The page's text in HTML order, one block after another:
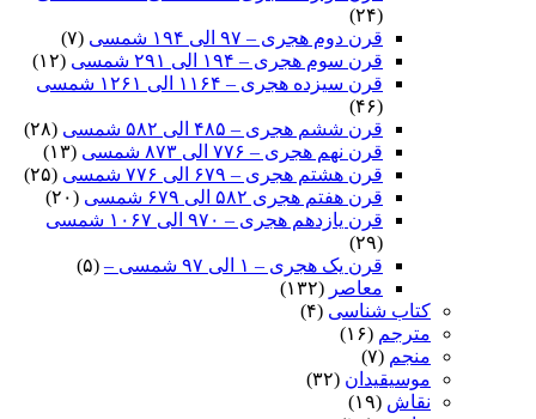
(۲۴)
قرن دوم هجری – ۹۷ الی ۱۹۴ شمسی
(۷)
قرن سوم هجری – ۱۹۴ الی ۲۹۱ شمسی
(۱۲)
قرن سیزده هجری – ۱۱۶۴ الی ۱۲۶۱ شمسی
(۴۶)
قرن ششم هجری – ۴۸۵ الی ۵۸۲ شمسی
(۲۸)
قرن نهم هجری – ۷۷۶ الی ۸۷۳ شمسی
(۱۳)
قرن هشتم هجری – ۶۷۹ الی ۷۷۶ شمسی
(۲۵)
قرن هفتم هجری ۵۸۲ الی ۶۷۹ شمسی
(۲۰)
قرن یازدهم هجری – ۹۷۰ الی ۱۰۶۷ شمسی
(۲۹)
قرن یک هجری – ۱ الی ۹۷ شمسی –
(۵)
معاصر (۱۳۲)
کتاب شناسی (۴)
مترجم (۱۶)
منجم (۷)
موسیقیدان (۳۲)
نقاش (۱۹)